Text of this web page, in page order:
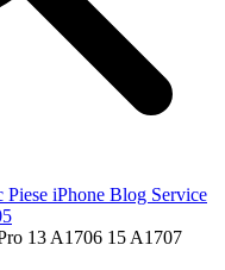
Piese iPhone Blog Service
13 A1706 15 A1707